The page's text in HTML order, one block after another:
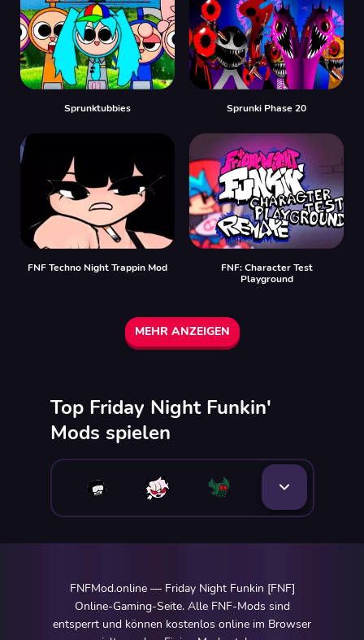
Sprunktubbies Sprunki Phase 20
FNF Techno Night Trappin Mod
FNF: Character Test
Playground
MEHR ANZEIGEN
Top Friday Night Funkin'
Mods spielen
FNFMod.online — Friday Night Funkin [FNF]
Online-Gaming-Seite. Alle FNF-Mods sind
entsperrt und können kostenlos online im Browser